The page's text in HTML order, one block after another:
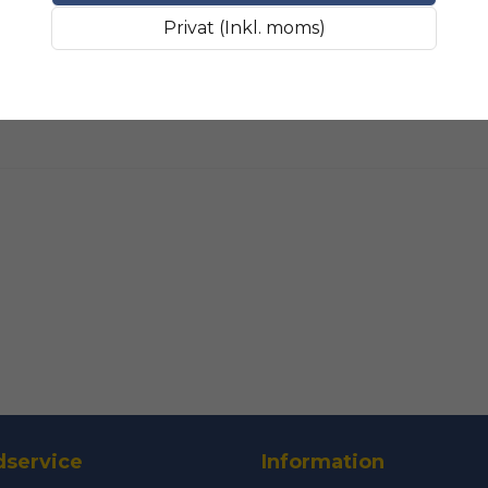
Fråga oss något om
Namn
SLIPMATERIAL Breda
Privat (Inkl. moms)
Information